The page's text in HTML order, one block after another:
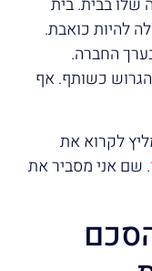
שלו בבית. בית
להיות כואבת.
החברה.
הגרוש כשותף. אף
לקרוא את
. שם אני מסביר את